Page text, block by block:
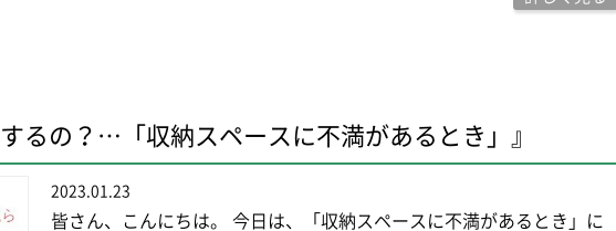
るの？…「収納スペースに不満があるとき」』
2023.01.23
皆さん、こんにちは。 今日は、「収納スペースに不満があるとき」に